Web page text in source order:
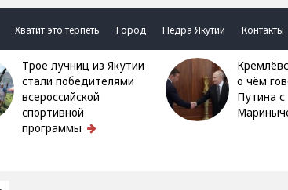
Хватит это терпеть Город Недра Якутии Контакты
Трое лучниц из Якутии
стали победителями
всероссийской
спортивной
программы
Кремлёвские сигналы:
о чём
Путина с